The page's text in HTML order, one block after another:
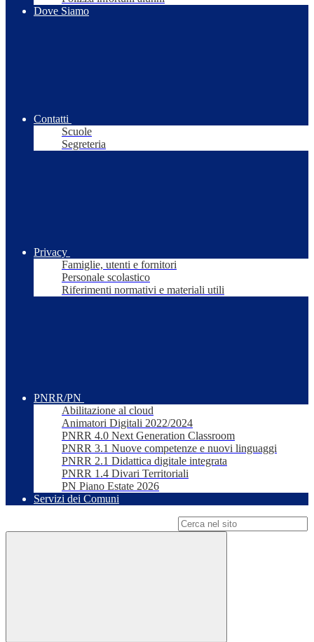
Dove Siamo
Contatti
Scuole
Segreteria
Privacy
Famiglie, utenti e fornitori
Personale scolastico
Riferimenti normativi e materiali utili
PNRR/PN
Abilitazione al cloud
Animatori Digitali 2022/2024
PNRR 4.0 Next Generation Classroom
PNRR 3.1 Nuove competenze e nuovi linguaggi
PNRR 2.1 Didattica digitale integrata
PNRR 1.4 Divari Territoriali
PN Piano Estate 2026
Servizi dei Comuni